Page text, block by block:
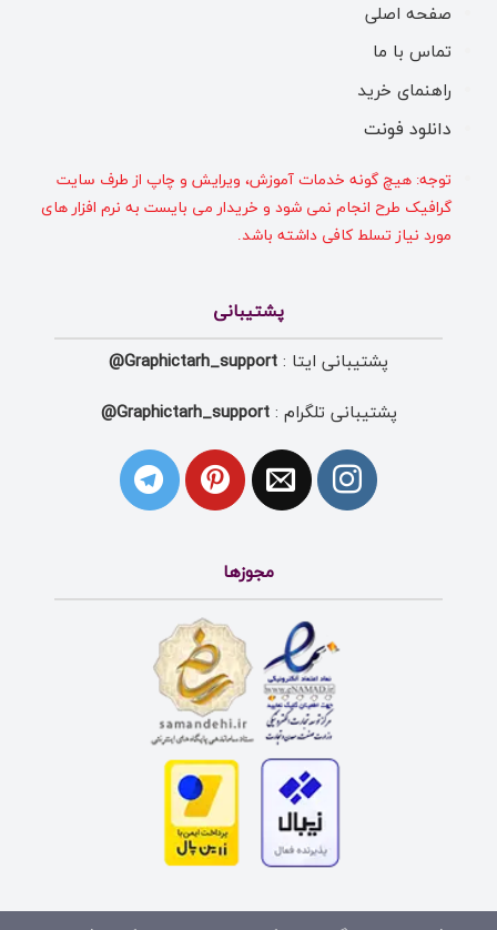
صفحه اصلی
تماس با ما
راهنمای خرید
دانلود فونت
توجه: هیچ گونه خدمات آموزش، ویرایش و چاپ از طرف سایت
گرافیک طرح انجام نمی شود و خریدار می بایست به نرم افزار های
مورد نیاز تسلط کافی داشته باشد.
پشتیبانی
پشتیبانی ایتا : Graphictarh_support@
پشتیبانی تلگرام :Graphictarh_support@
مجوزها